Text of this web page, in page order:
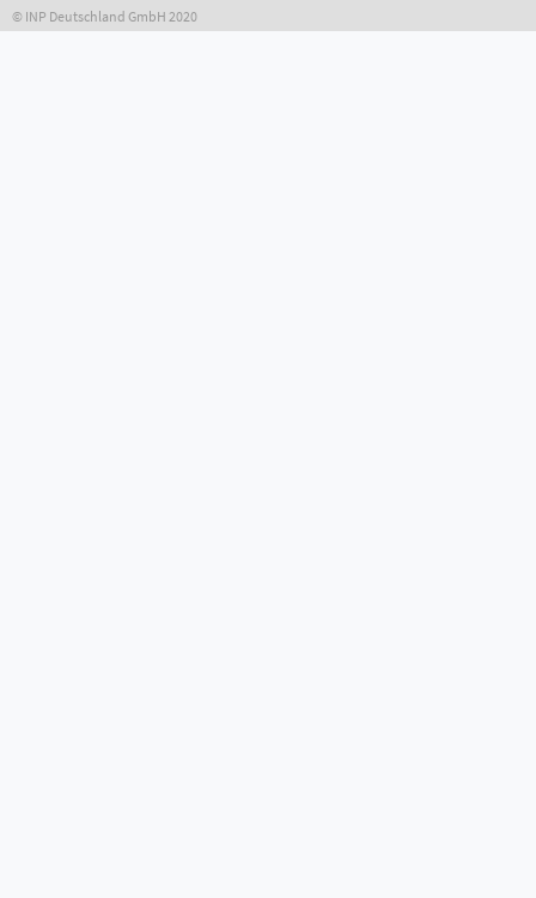
© INP Deutschland GmbH 2020